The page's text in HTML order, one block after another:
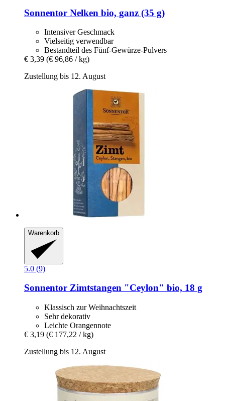
Sonnentor Nelken bio, ganz (35 g)
Intensiver Geschmack
Vielseitig verwendbar
Bestandteil des Fünf-Gewürze-Pulvers
€ 3,39 (€ 96,86 / kg)
Zustellung bis 12. August
Warenkorb
5.0 (9)
Sonnentor Zimtstangen "Ceylon" bio, 18 g
Klassisch zur Weihnachtszeit
Sehr dekorativ
Leichte Orangennote
€ 3,19 (€ 177,22 / kg)
Zustellung bis 12. August